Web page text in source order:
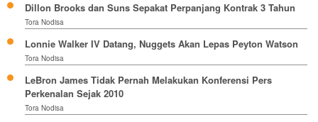
Dillon Brooks dan Suns Sepakat Perpanjang Kontrak 3 Tahun
Tora Nodisa
Lonnie Walker IV Datang, Nuggets Akan Lepas Peyton Watson
Tora Nodisa
LeBron James Tidak Pernah Melakukan Konferensi Pers
Perkenalan Sejak 2010
Tora Nodisa